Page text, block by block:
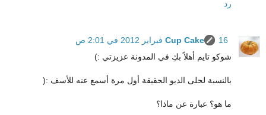
رد
Cup Cake
16 فبراير 2012 في 2:01 ص
شوكو تايم أهلاً بكِ في المدونة عزيزتي :)
بالنسبة لحلى الديو الحقيقة أول مرة أسمع عنه للأسف :(
ما هو؟ عبارة عن ماذا؟